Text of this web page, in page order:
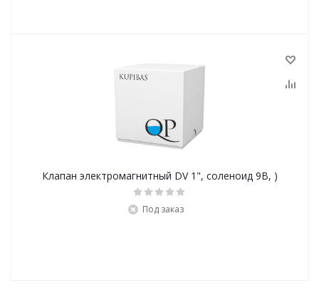
Клапан электромагнитный DV 1", соленоид 9В, )
Под заказ